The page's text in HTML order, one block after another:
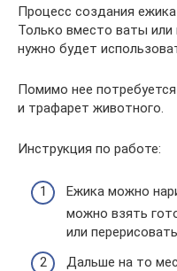
Процесс создания
Только вместо ваты или
нужно будет
Помимо нее
и трафарет животного.
Инструкция по работе:
Ежика можно
можно взять
или
Дальше на то